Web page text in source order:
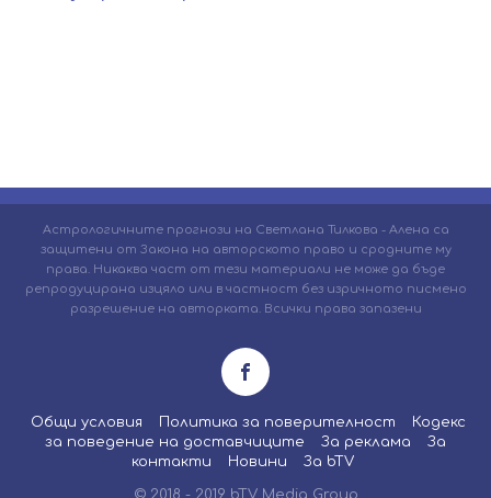
Астрологичните прогнози на Светлана Тилкова - Алена са
защитени от Закона на авторското право и сродните му
права. Никаква част от тези материали не може да бъде
репродуцирана изцяло или в частност без изричното писмено
разрешение на авторката. Всички права запазени
Общи условия Политика за поверителност
Кодекс
за поведение на доставчиците
За реклама
За
контакти
Новини За bTV
© 2018 - 2019 bTV Media Group